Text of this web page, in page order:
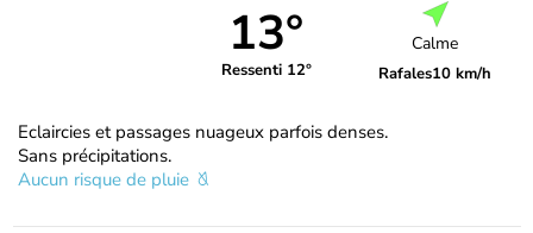
13°
Ressenti 12°
Calme
Rafales10 km/h
Eclaircies et passages nuageux parfois denses.
Sans précipitations.
Aucun risque de pluie